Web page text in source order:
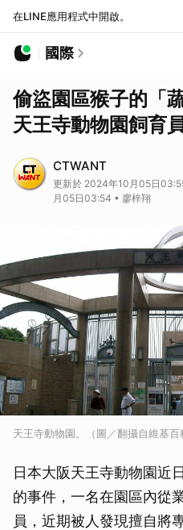
在LINE應用程式中開啟。
國際
偷盜園區猴子的「
天王寺動物園飼育
CTWANT
更新於 2024年10月05日
月05日03:54 • 廖梓翔
天王寺動物園。（圖／翻攝自維基百
日本大阪天王寺動物園近
的事件，一名在園區內從
員，近期被人發現擅自將